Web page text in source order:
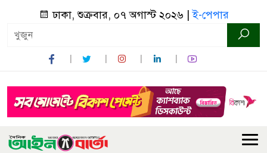
ঢাকা, শুক্রবার, ০৭ অগাস্ট ২০২৬ |ই-পেপার